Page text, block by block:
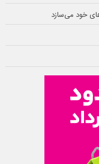
خود می‌سازد